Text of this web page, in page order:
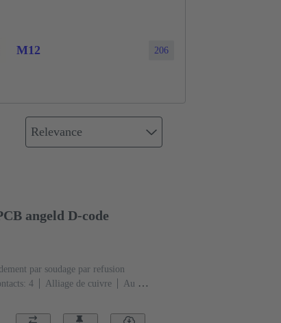
M12 206
Relevance
angeld D-code
par soudage par refusion
4 Alliage de cuivre
Au sur